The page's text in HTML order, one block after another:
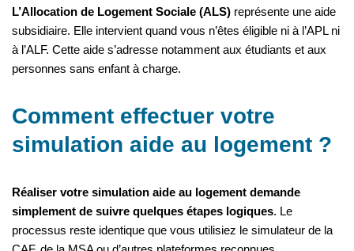
L’Allocation de Logement Sociale (ALS) représente une aide
subsidiaire. Elle intervient quand vous n’êtes éligible ni à l’APL ni
à l’ALF. Cette aide s’adresse notamment aux étudiants et aux
personnes sans enfant à charge.
Comment effectuer votre
simulation aide au logement ?
Réaliser votre simulation aide au logement demande
simplement de suivre quelques étapes logiques. Le
processus reste identique que vous utilisiez le simulateur de la